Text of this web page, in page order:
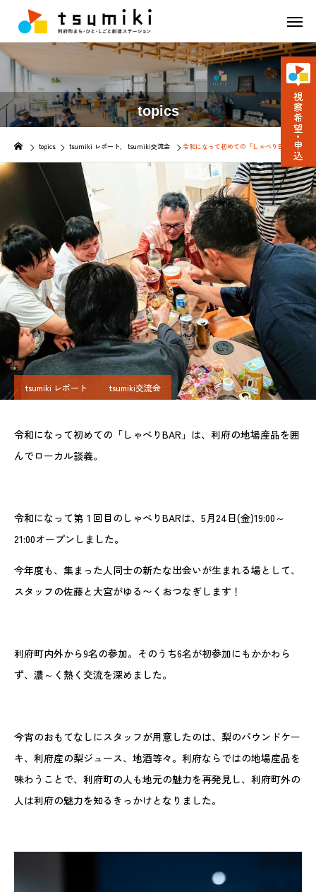
topics
topics tsumiki レポート tsumiki交流会 令和になって初めての「しゃべりBAR」は、
tsumiki レポート tsumiki交流会
令和になって初めての「しゃべりBAR」は、利府の地場産品を囲
んでローカル談義。
令和になって第１回目のしゃべりBARは、5月24日(金)19:00～
21:00オープンしました。
今年度も、集まった人同士の新たな出会いが生まれる場として、
スタッフの佐藤と大宮がゆる〜くおつなぎします！
利府町内外から9名の参加。そのうち6名が初参加にもかかわら
ず、濃～く熱く交流を深めました。
今宵のおもてなしにスタッフが用意したのは、梨のパウンドケー
キ、利府産の梨ジュース、地酒等々。利府ならではの地場産品を
味わうことで、利府町の人も地元の魅力を再発見し、利府町外の
人は利府の魅力を知るきっかけとなりました。